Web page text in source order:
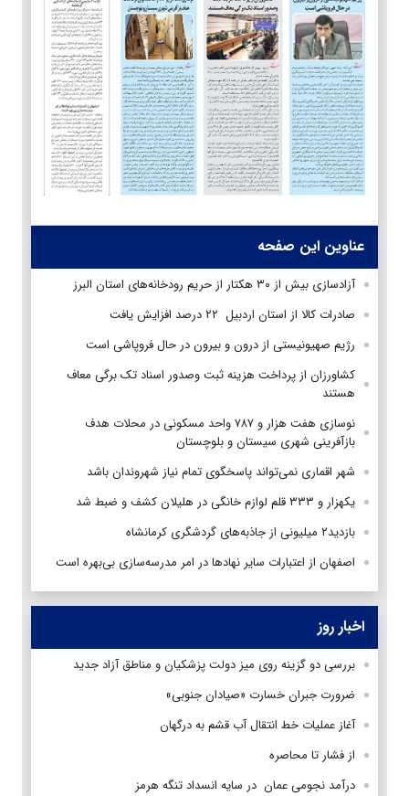
عناوین این صفحه
آزادسازی بیش از ۳۰ هکتار از حریم رودخانه‌های استان البرز
صادرات کالا از استان اردبیل ۲۲ درصد افزایش یافت
رژیم صهیونیستی از درون و بیرون در حال فروپاشی است
کشاورزان از پرداخت هزینه ثبت وصدور اسناد تک برگی معاف
هستند
نوسازی هفت هزار و ۷۸۷ واحد مسکونی در محلات هدف
بازآفرینی شهری سیستان و بلوچستان
شهر اقماری نمی‌تواند پاسخگوی تمام نیاز شهروندان باشد
یکهزار و ۳۳۳ قلم لوازم خانگی در هلیلان کشف و ضبط شد
بازدید۲ میلیونی از جاذبه‌های گردشگری کرمانشاه
اصفهان از اعتبارات سایر نهادها در امر مدرسه‌سازی بی‌بهره است
اخبار روز
بررسی دو گزینه روی میز دولت پزشکیان و مناطق آزاد جدید
ضرورت جبران خسارت «صیادان جنوبی»
آغاز عملیات خط انتقال آب قشم به درگهان
از فشار تا محاصره
درآمد نجومی عمان در سایه انسداد تنگه هرمز